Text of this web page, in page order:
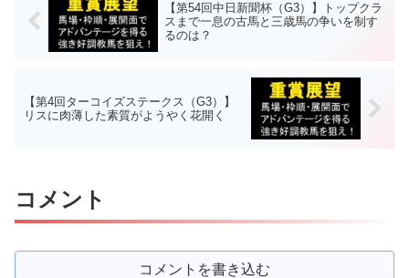
【第54回中日新聞杯（G3）】トップクラ
スまで一息の古馬と三歳馬の争いを制す
るのは？
【第4回ターコイズステークス（G3）】
リスに肉薄した素質がようやく花開く
コメント
コメントを書き込む